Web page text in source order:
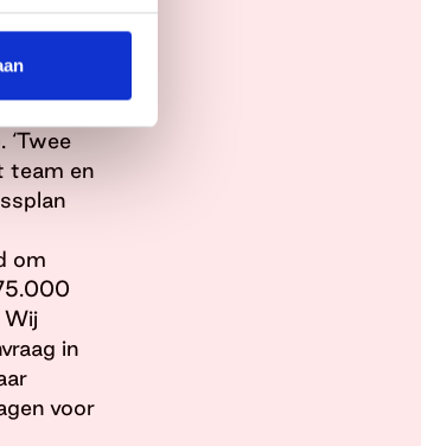
team en
om
Wij
in
voor